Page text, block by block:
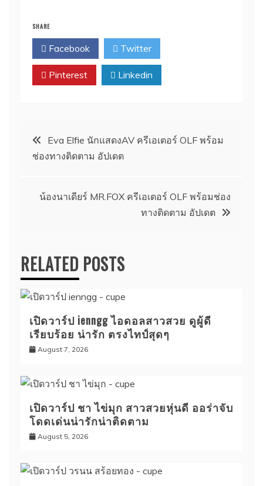
SHARE
Facebook Twitter
Pinterest Linkedin
Post
navigation
Eva Elfie นักแสดงAV ครีเอเตอร์ OLF พร้อม
ช่องทางติดตาม อัปเดต
น้องนาเดียร์ MR.FOX ครีเอเตอร์ OLF พร้อมช่อง
ทางติดตาม อัปเดต
RELATED POSTS
เปิดวาร์ป ienngg ไอดอลสาวสวย ดูผู้ดี
เรียบร้อย น่ารัก ตรงไทป์สุดๆ
August 7, 2026
เปิดวาร์ป ชา ไข่มุก สาวสวยหุ่นดี ออร่าจับ
โดดเด่นน่ารักน่าติดตาม
August 5, 2026